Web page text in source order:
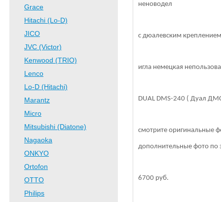
Grace
Hitachi (Lo-D)
JICO
JVC (Victor)
Kenwood (TRIO)
Lenco
Lo-D (Hitachi)
Marantz
Micro
Mitsubishi (Diatone)
Nagaoka
ONKYO
Ortofon
OTTO
Philips
неноводел
с дюалевским
игла немецкая
DUAL DMS-240 ( Дуал
смотрите оригинальные
дополнительные фото по
6700 руб.